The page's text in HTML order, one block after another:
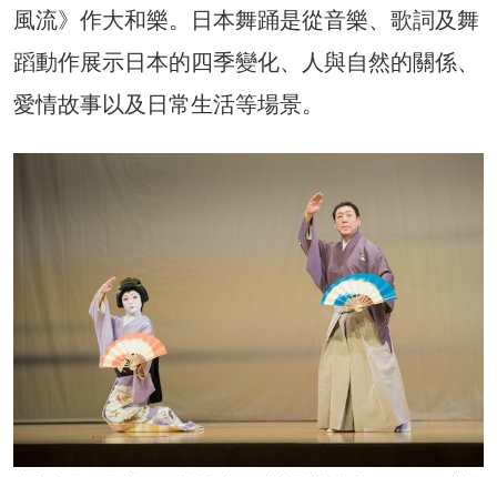
風流》作大和樂。日本舞踊是從音樂、歌詞及舞
蹈動作展示日本的四季變化、人與自然的關係、
愛情故事以及日常生活等場景。